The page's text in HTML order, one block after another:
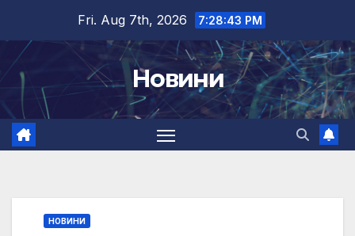
content
Fri. Aug 7th, 2026 7:28:45 PM
Новини
НОВИНИ